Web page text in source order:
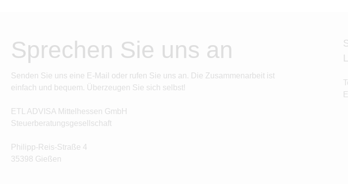
Sprechen Sie uns an
Senden Sie uns eine E-Mail oder rufen Sie uns an. Die Zusammenarbeit ist
einfach und bequem. Überzeugen Sie sich selbst!
ETL ADVISA Mittelhessen GmbH
Steuerberatungsgesellschaft
Philipp-Reis-Straße 4
35398 Gießen